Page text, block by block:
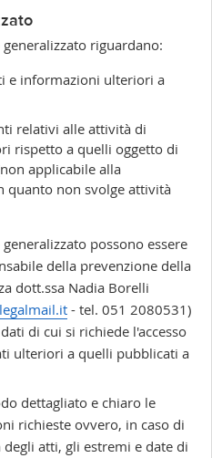
riguardano:
e informazioni ulteriori a
relativi alle attività di
rispetto a quelli oggetto di
applicabile alla
quanto non svolge attività
possono essere
della prevenzione della
dott.ssa Nadia Borelli
- tel. 051 2080531)
di cui si richiede l'accesso
ulteriori a quelli pubblicati a
dettagliato e chiaro le
richieste ovvero, in caso di
atti, gli estremi e date di